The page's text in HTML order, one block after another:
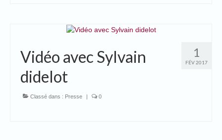
1
FÉV 2017
Vidéo avec Sylvain
didelot
Classé dans : Presse | 0